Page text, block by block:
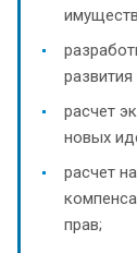
расчет
новых
расчет
прав;